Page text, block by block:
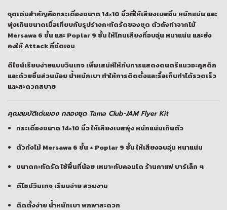
จุดเด่นสำคัญคือกระเดื่องขนาด 14×10 นิ้วที่ให้เสียงเบสอิ่ม หนักแน่น และ
พุ่งเกินขนาดเมื่อเทียบกับรูปร่างกะทัดรัดของชุด ตัวถังทำจากไม้
Mersawa 6 ชั้น และ Poplar 9 ชั้น ให้โทนเสียงที่อบอุ่น หนาแน่น และยัง
คงให้ Attack ที่ชัดเจน
ดีไซน์เรียบง่ายแบบวินเทจ เพิ่มเสน่ห์ให้กับการแสดงดนตรีแนวอะคูสติก
และด้วยชิ้นส่วนน้อย น้ำหนักเบา ทำให้การติดตั้งและรื้อเก็บทำได้รวดเร็ว
และสะดวกสบาย
คุณสมบัติเด่นของ กลองชุด Tama Club-JAM Flyer Kit
กระเดื่องขนาด 14×10 นิ้ว ให้เสียงเบสพุ่ง หนักแน่นเกินตัว
ตัวถังไม้ Mersawa 6 ชั้น + Poplar 9 ชั้น ให้เสียงอบอุ่น หนาแน่น
ขนาดกะทัดรัด ใช้พื้นที่น้อย เหมาะกับคอนโด ร้านกาแฟ บาร์เล็ก ๆ
ดีไซน์วินเทจ เรียบง่าย สวยงาม
ติดตั้งง่าย น้ำหนักเบา พกพาสะดวก